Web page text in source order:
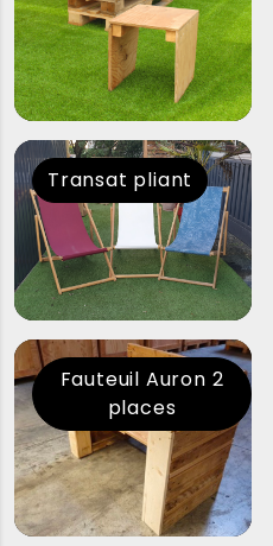
Transat pliant
Fauteuil Auron 2
places